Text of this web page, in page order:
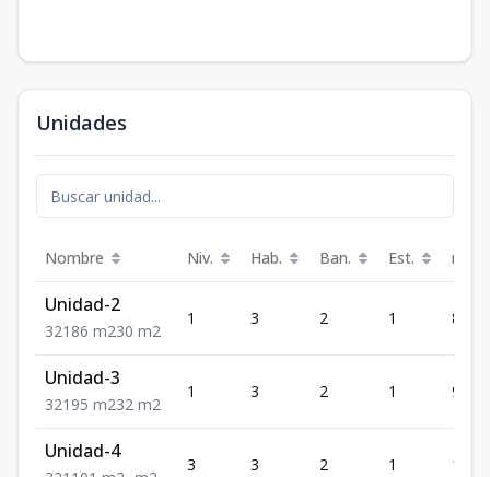
Unidades
Nombre Niv. Hab. Ban. Est. m²
Unidad-2
321 86 m230 m2
1 3 2 1 86
Unidad-3
321 95 m232 m2
1 3 2 1 95
Unidad-4
3 3 2 1 101